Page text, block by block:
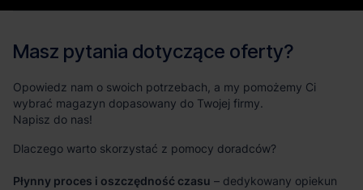
Masz pytania dotyczące oferty?
Opowiedz nam o swoich potrzebach, a my pomożemy Ci
wybrać magazyn dopasowany do Twojej firmy.
Napisz do nas!
Dlaczego warto skorzystać z pomocy doradców?
Płynny proces i oszczędność czasu – dedykowany opiekun